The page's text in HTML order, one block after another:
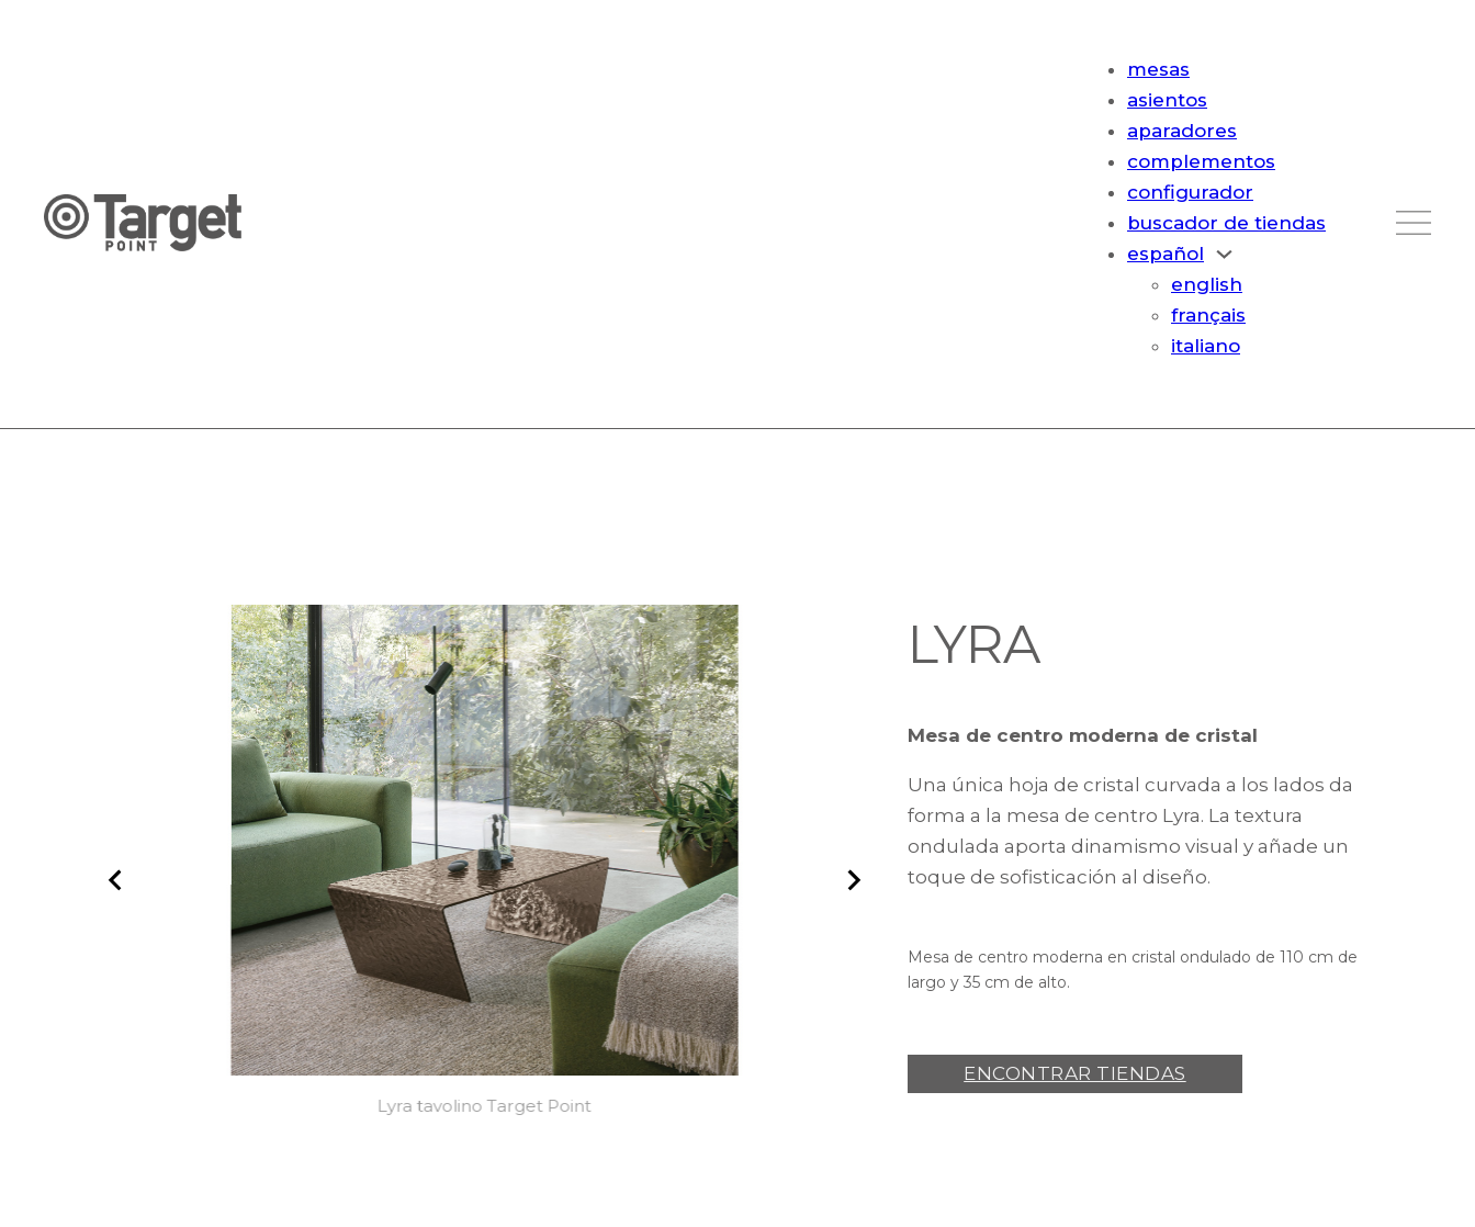
mesas
asientos
aparadores
complementos
configurador
buscador de tiendas
español
english
français
italiano
Lyra tavolino Target Point
LYRA
Mesa de centro moderna de cristal
Una única hoja de cristal curvada a los lados da
forma a la mesa de centro Lyra. La textura
ondulada aporta dinamismo visual y añade un
toque de sofisticación al diseño.
Mesa de centro moderna en cristal ondulado de 110 cm de
largo y 35 cm de alto.
ENCONTRAR TIENDAS